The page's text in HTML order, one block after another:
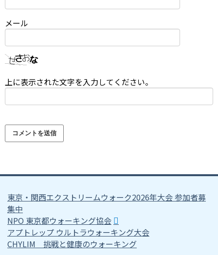
メール
上に表示された文字を入力してください。
東京・関西エクストリームウォーク2026年大会 参加者募
集中
NPO 東京都ウォーキング協会
アプトレップ ウルトラウォーキング大会
CHYLIM 挑戦と健康のウォーキング